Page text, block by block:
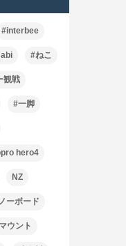
#interbee
#ねこ
観戦
#一脚
hero4
NZ
ーボード
マウント